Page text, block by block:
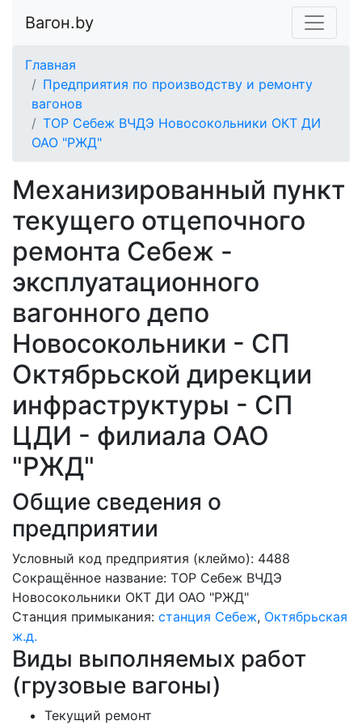
Вагон.by
Главная
Предприятия по производству и ремонту
вагонов
ТОР Себеж ВЧДЭ Новосокольники ОКТ ДИ
ОАО "РЖД"
Механизированный пункт
текущего отцепочного
ремонта Себеж -
эксплуатационного
вагонного депо
Новосокольники - СП
Октябрьской дирекции
инфраструктуры - СП
ЦДИ - филиала ОАО
"РЖД"
Общие сведения о
предприятии
Условный код предприятия (клеймо): 4488
Сокращённое название: ТОР Себеж ВЧДЭ
Новосокольники ОКТ ДИ ОАО "РЖД"
Станция примыкания: станция Себеж, Октябрьская
ж.д.
Виды выполняемых работ
(грузовые вагоны)
Текущий ремонт